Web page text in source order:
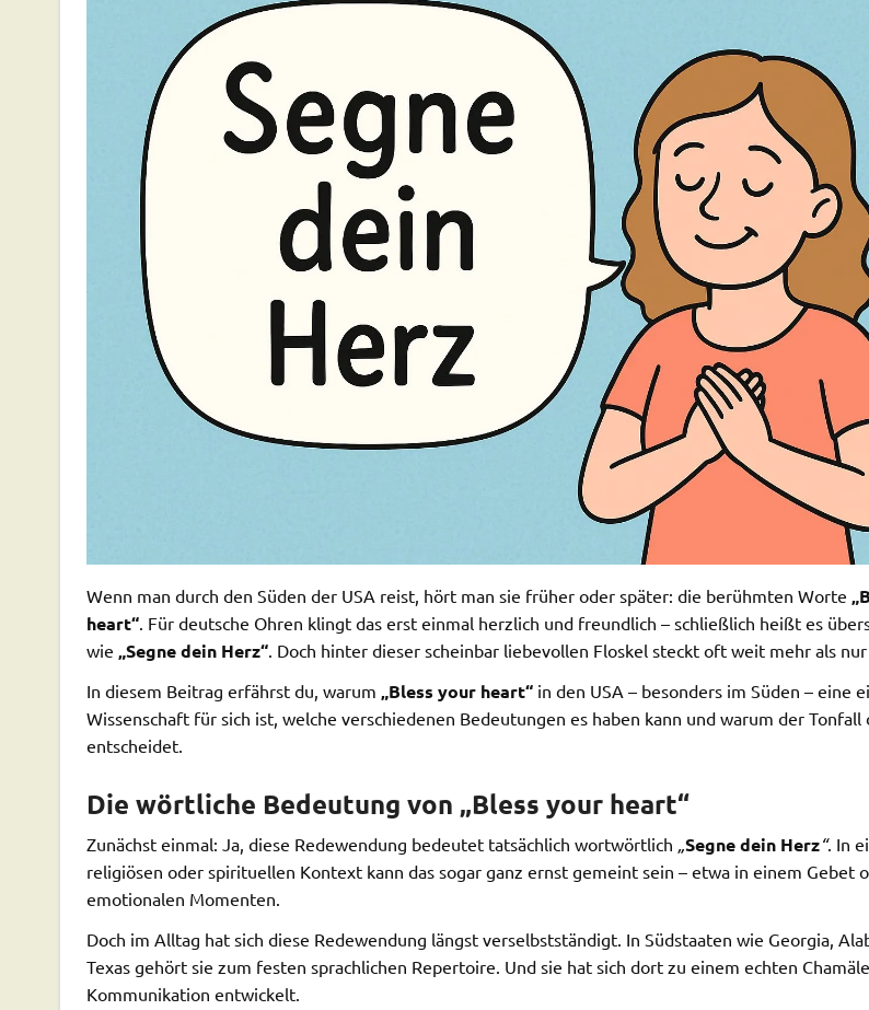
Wenn man durch den Süden der USA reist, hört man sie früher oder später: die berühmten Worte
heart“. Für deutsche Ohren klingt das erst einmal herzlich und freundlich – schließlich heißt es
wie „Segne dein Herz“. Doch hinter dieser scheinbar liebevollen Floskel steckt oft weit mehr als
In diesem Beitrag erfährst du, warum „Bless your heart“in den USA – besonders im Süden – eine
Wissenschaft für sich ist, welche verschiedenen Bedeutungen es haben kann und warum der Tonfall
entscheidet.
Die wörtliche Bedeutung von „Bless your heart“
Zunächst einmal: Ja, diese Redewendung bedeutet tatsächlich wortwörtlich „Segne dein Herz“. In
religiösen oder spirituellen Kontext kann das sogar ganz ernst gemeint sein – etwa in einem Gebet
emotionalen Momenten.
Doch im Alltag hat sich diese Redewendung längst verselbstständigt. In Südstaaten wie Georgia,
Texas gehört sie zum festen sprachlichen Repertoire. Und sie hat sich dort zu einem echten
Kommunikation entwickelt.